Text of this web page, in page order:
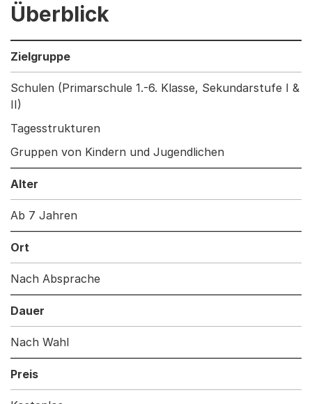
Überblick
Zielgruppe
Schulen (Primarschule 1.-6. Klasse, Sekundarstufe I &
II)
Tagesstrukturen
Gruppen von Kindern und Jugendlichen
Alter
Ab 7 Jahren
Ort
Nach Absprache
Dauer
Nach Wahl
Preis